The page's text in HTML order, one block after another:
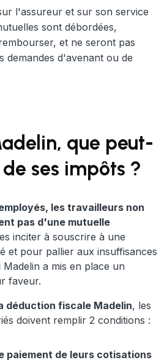
l'assureur et sur son service
sont débordées,
et ne seront pas
demandes d'avenant ou de
que peut-
ses impôts ?
les travailleurs non
pas d'une mutuelle
inciter à souscrire à une
et pour pallier aux insuffisances
a mis en place un
faveur.
déduction fiscale Madelin, les
doivent remplir 2 conditions :
paiement de leurs cotisations